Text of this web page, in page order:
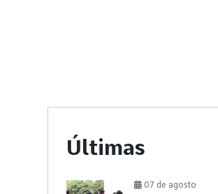
Últimas
07 de agosto